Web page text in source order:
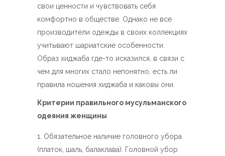
свои ценности и чувствовать себя
комфортно в обществе. Однако не все
производители одежды в своих коллекциях
учитывают шариатские особенности.
Образ хиджаба где-то исказился, в связи с
чем для многих стало непонятно, есть ли
правила ношения хиджаба и каковы они.
Критерии правильного мусульманского
одеяния женщины
Обязательное наличие головного убора
(платок, шаль, балаклава). Головной убор